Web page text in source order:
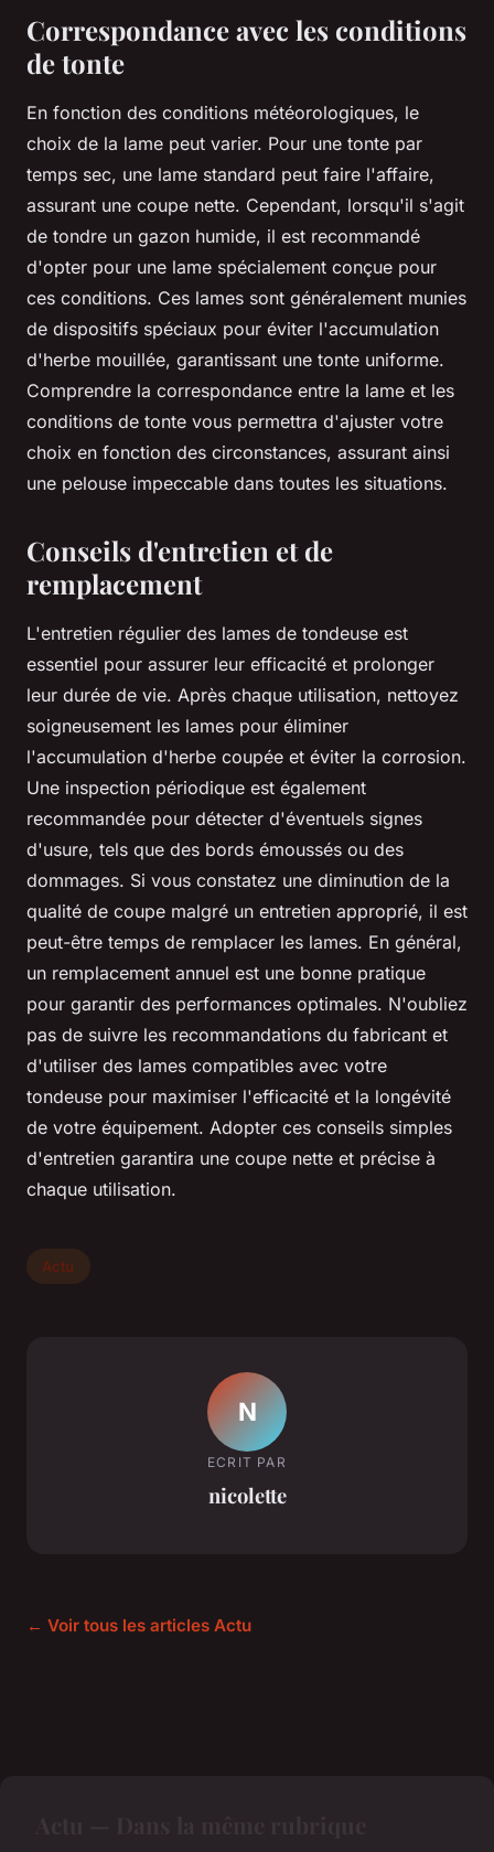
Correspondance avec les conditions
de tonte
En fonction des conditions météorologiques, le
choix de la lame peut varier. Pour une tonte par
temps sec, une lame standard peut faire l'affaire,
assurant une coupe nette. Cependant, lorsqu'il s'agit
de tondre un gazon humide, il est recommandé
d'opter pour une lame spécialement conçue pour
ces conditions. Ces lames sont généralement munies
de dispositifs spéciaux pour éviter l'accumulation
d'herbe mouillée, garantissant une tonte uniforme.
Comprendre la correspondance entre la lame et les
conditions de tonte vous permettra d'ajuster votre
choix en fonction des circonstances, assurant ainsi
une pelouse impeccable dans toutes les situations.
Conseils d'entretien et de
remplacement
L'entretien régulier des lames de tondeuse est
essentiel pour assurer leur efficacité et prolonger
leur durée de vie. Après chaque utilisation, nettoyez
soigneusement les lames pour éliminer
l'accumulation d'herbe coupée et éviter la corrosion.
Une inspection périodique est également
recommandée pour détecter d'éventuels signes
d'usure, tels que des bords émoussés ou des
dommages. Si vous constatez une diminution de la
qualité de coupe malgré un entretien approprié, il est
peut-être temps de remplacer les lames. En général,
un remplacement annuel est une bonne pratique
pour garantir des performances optimales. N'oubliez
pas de suivre les recommandations du fabricant et
d'utiliser des lames compatibles avec votre
tondeuse pour maximiser l'efficacité et la longévité
de votre équipement. Adopter ces conseils simples
d'entretien garantira une coupe nette et précise à
chaque utilisation.
Actu
N
ECRIT PAR
nicolette
← Voir tous les articles Actu